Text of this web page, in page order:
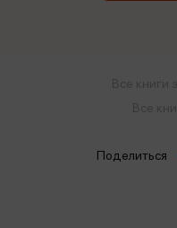
Поделиться